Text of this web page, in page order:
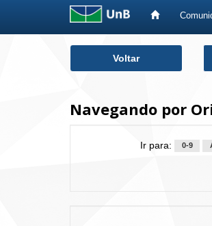
Voltar
Navegando por
Ir para: 0-9